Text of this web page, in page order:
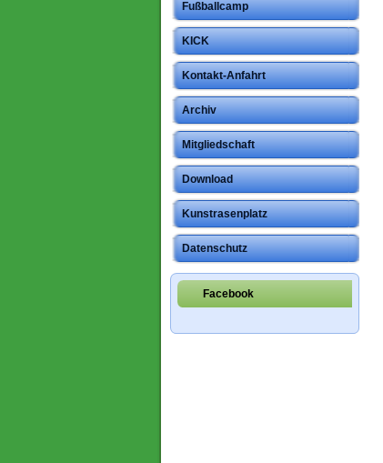
Fußballcamp
KICK
Kontakt-Anfahrt
Archiv
Mitgliedschaft
Download
Kunstrasenplatz
Datenschutz
Facebook